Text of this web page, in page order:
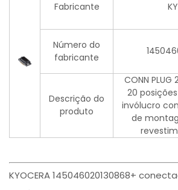
Fabricante
Número do
fabricante
Descrição do
produto
CONN PLUG
20
invólucro
de
KYOCERA 145046020130868+